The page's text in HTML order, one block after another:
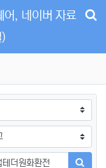
어, 네이버 자료